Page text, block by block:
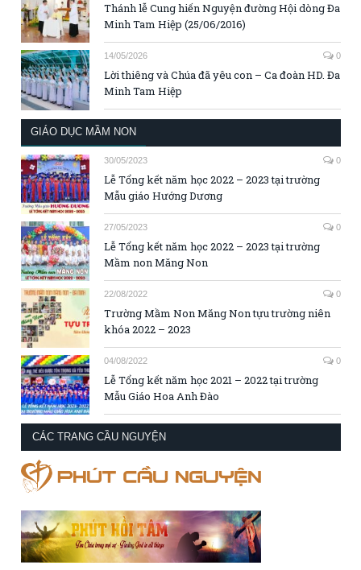
Thánh lễ Cung hiến Nguyện đường Hội dòng Đa
Minh Tam Hiệp (25/06/2016)
14/05/2026 0
Lời thiêng và Chúa đã yêu con – Ca đoàn HD. Đa
Minh Tam Hiệp
GIÁO DỤC MẦM NON
30/05/2023 0
Lễ Tổng kết năm học 2022 – 2023 tại trường
Mẫu giáo Hướng Dương
27/05/2023 0
Lễ Tổng kết năm học 2022 – 2023 tại trường
Mầm non Măng Non
22/08/2022 0
Trường Mầm Non Măng Non tựu trường niên
khóa 2022 – 2023
04/08/2022 0
Lễ Tổng kết năm học 2021 – 2022 tại trường
Mẫu Giáo Hoa Anh Đào
CÁC TRANG CẦU NGUYỆN